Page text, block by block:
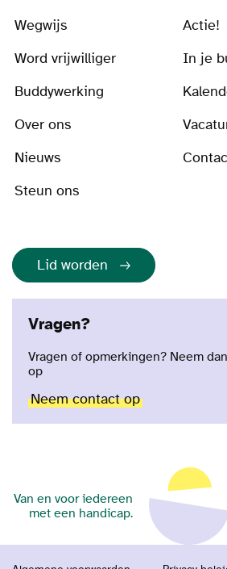
Wegwijs
Actie!
Word vrijwilliger
In je
Buddywerking
Over ons
Nieuws
Steun ons
Lid worden
Vragen?
Vragen of opmerkingen? Neem
op
Neem contact op
Van en voor iedereen
met een handicap.